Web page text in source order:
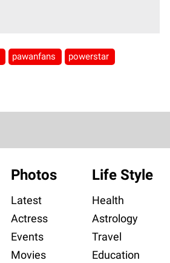
pawanfans powerstar
Photos
Latest
Actress
Events
Movies
Life Style
Health
Astrology
Travel
Education